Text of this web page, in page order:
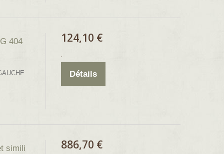
404 124,10 €
Détails
simili 886,70 €